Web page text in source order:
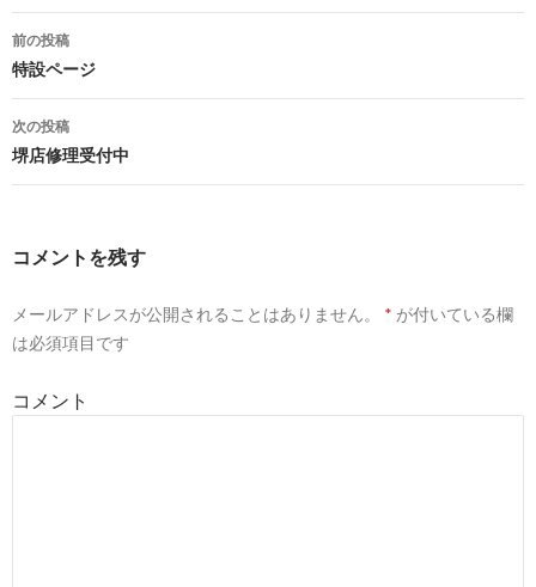
投
稿
ナ
ゲ
シ
ン
前の投稿
特設ページ
次の投稿
堺店修理受付中
コメントを残す
メールアドレスが公開されることはありません。 * が付いている欄
は必須項目です
コメント